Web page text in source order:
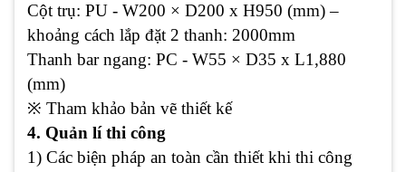
Cột trụ: PU - W200 × D200 x H950 (mm) –
khoảng cách lắp đặt 2 thanh: 2000mm
Thanh bar ngang: PC - W55 × D35 x L1,880
(mm)
※ Tham khảo bản vẽ thiết kế
4. Quản lí thi công
1) Các biện pháp an toàn cần thiết khi thi công